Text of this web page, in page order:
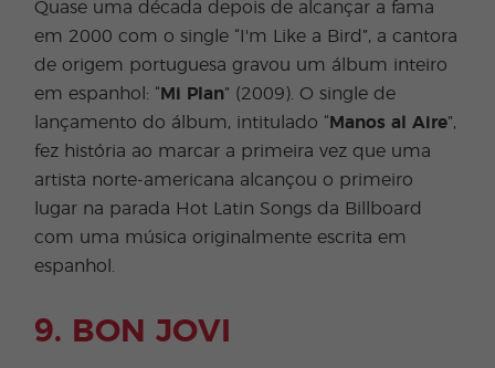
Quase uma década depois de alcançar a fama
em 2000 com o single “I'm Like a Bird”, a cantora
de origem portuguesa gravou um álbum inteiro
em espanhol: “ Mi Plan” (2009). O single de
lançamento do álbum, intitulado “ Manos al Aire”,
fez história ao marcar a primeira vez que uma
artista norte-americana alcançou o primeiro
lugar na parada Hot Latin Songs da Billboard
com uma música originalmente escrita em
espanhol.
9. BON JOVI